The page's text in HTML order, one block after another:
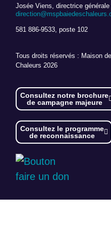
Josée Viens, directrice générale
581 886-9533, poste 102
Tous droits réservés : Maison
Chaleurs 2026
Consultez notre brochure
de campagne majeure
Consultez le programme
de reconnaissance